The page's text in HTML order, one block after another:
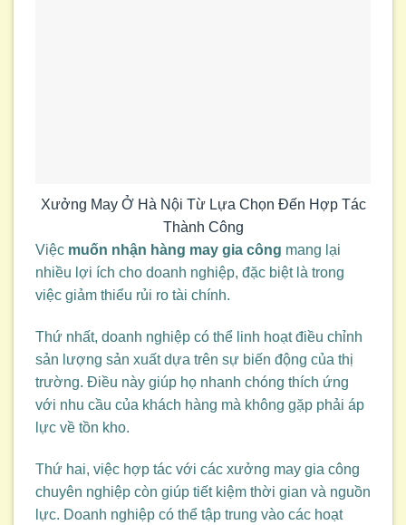
Xưởng May Ở Hà Nội Từ Lựa Chọn Đến Hợp Tác
Thành Công
Việc muốn nhận hàng may gia công mang lại
nhiều lợi ích cho doanh nghiệp, đặc biệt là trong
việc giảm thiểu rủi ro tài chính.
Thứ nhất, doanh nghiệp có thể linh hoạt điều chỉnh
sản lượng sản xuất dựa trên sự biến động của thị
trường. Điều này giúp họ nhanh chóng thích ứng
với nhu cầu của khách hàng mà không gặp phải áp
lực về tồn kho.
Thứ hai, việc hợp tác với các xưởng may gia công
chuyên nghiệp còn giúp tiết kiệm thời gian và nguồn
lực. Doanh nghiệp có thể tập trung vào các hoạt